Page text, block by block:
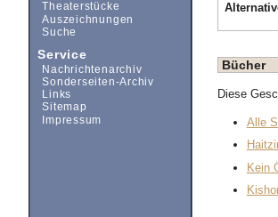
Bücher
Diese
Alle
Kein
Theaterstücke
Auszeichnungen
Suche
Service
Nachrichtenarchiv
Sonderseiten-Archiv
Links
Sitemap
Impressum